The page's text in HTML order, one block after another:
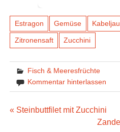
Estragon Gemüse Kabeljau
Zitronensaft Zucchini
Fisch & Meeresfrüchte
Kommentar hinterlassen
« Steinbuttfilet mit Zucchini